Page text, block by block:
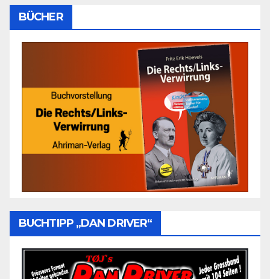
BÜCHER
BUCHTIPP „DAN DRIVER“